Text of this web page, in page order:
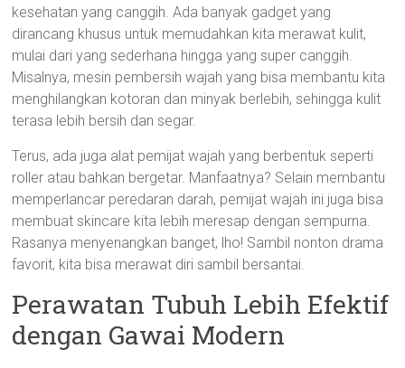
kesehatan yang canggih. Ada banyak gadget yang
dirancang khusus untuk memudahkan kita merawat kulit,
mulai dari yang sederhana hingga yang super canggih.
Misalnya, mesin pembersih wajah yang bisa membantu kita
menghilangkan kotoran dan minyak berlebih, sehingga kulit
terasa lebih bersih dan segar.
Terus, ada juga alat pemijat wajah yang berbentuk seperti
roller atau bahkan bergetar. Manfaatnya? Selain membantu
memperlancar peredaran darah, pemijat wajah ini juga bisa
membuat skincare kita lebih meresap dengan sempurna.
Rasanya menyenangkan banget, lho! Sambil nonton drama
favorit, kita bisa merawat diri sambil bersantai.
Perawatan Tubuh Lebih Efektif
dengan Gawai Modern